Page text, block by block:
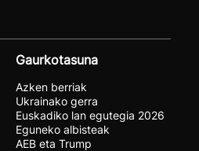
Gaurkotasuna
Azken berriak
Ukrainako gerra
Euskadiko lan egutegia 2026
Eguneko albisteak
AEB eta Trump